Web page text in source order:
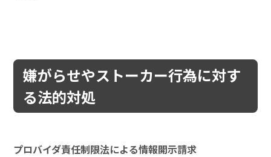
嫌がらせやストーカー行為に対す
る法的対処
プロバイダ責任制限法による情報開示請求